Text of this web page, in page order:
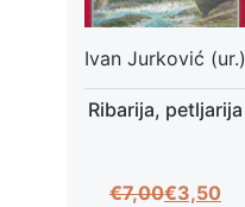
Ivan Jurković (ur.)
Ribarija, petljarija
€7,00Izvorna
€3,50
Trenutna